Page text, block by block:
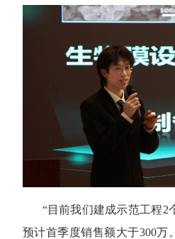
“目前我们建成示范工程2
预计首季度销售额大于300万